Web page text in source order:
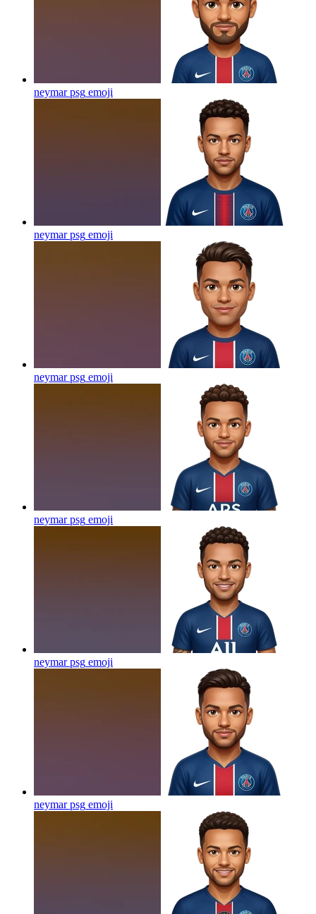
neymar psg emoji
neymar psg emoji
neymar psg emoji
neymar psg emoji
neymar psg emoji
neymar psg emoji